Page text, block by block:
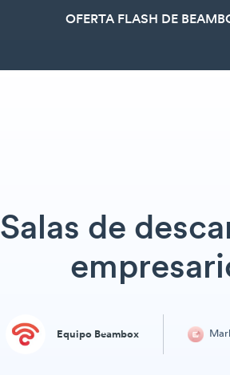
OFERTA FLASH DE
Salas de
Equipo Beambox